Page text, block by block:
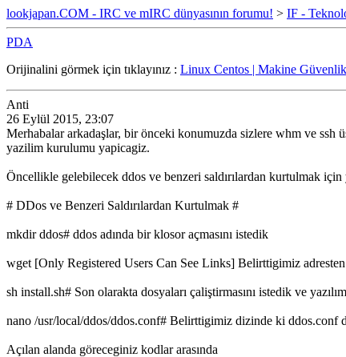
lookjapan.COM - IRC ve mIRC dünyasının forumu! > IF -
PDA
Orijinalini görmek için tıklayınız : Linux Centos | Makine
Anti
26 Eylül 2015, 23:07
Merhabalar arkadaşlar, bir önceki konumuzda sizlere whm ve ssh
yazilim kurulumu yapicagiz.
Öncellikle gelebilecek ddos ve benzeri saldırılardan kurtulmak için
# DDos ve Benzeri Saldırılardan Kurtulmak #
mkdir ddos# ddos adında bir klosor açmasını istedik
wget [Only Registered Users Can See Links] Belirttigimiz adresten
sh install.sh# Son olarakta dosyaları çaliştirmasını istedik ve
nano /usr/local/ddos/ddos.conf# Belirttigimiz dizinde ki ddos.conf
Açılan alanda göreceginiz kodlar arasında